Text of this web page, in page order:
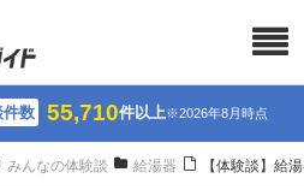
件数 55,710件以上※2026年8月時点
みんなの体験談 給湯器 【体験談】給